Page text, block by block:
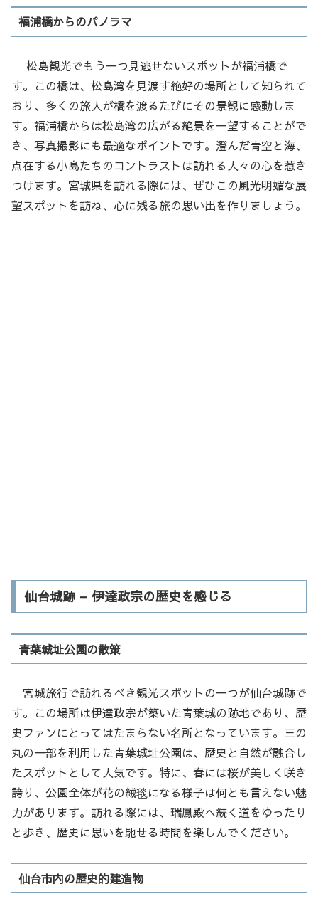
福浦橋からのパノラマ
松島観光でもう一つ見逃せないスポットが福浦橋で
す。この橋は、松島湾を見渡す絶好の場所として知られて
おり、多くの旅人が橋を渡るたびにその景観に感動しま
す。福浦橋からは松島湾の広がる絶景を一望することがで
き、写真撮影にも最適なポイントです。澄んだ青空と海、
点在する小島たちのコントラストは訪れる人々の心を惹き
つけます。宮城県を訪れる際には、ぜひこの風光明媚な展
望スポットを訪ね、心に残る旅の思い出を作りましょう。
仙台城跡 – 伊達政宗の歴史を感じる
青葉城址公園の散策
宮城旅行で訪れるべき観光スポットの一つが仙台城跡で
す。この場所は伊達政宗が築いた青葉城の跡地であり、歴
史ファンにとってはたまらない名所となっています。三の
丸の一部を利用した青葉城址公園は、歴史と自然が融合し
たスポットとして人気です。特に、春には桜が美しく咲き
誇り、公園全体が花の絨毯になる様子は何とも言えない魅
力があります。訪れる際には、瑞鳳殿へ続く道をゆったり
と歩き、歴史に思いを馳せる時間を楽しんでください。
仙台市内の歴史的建造物